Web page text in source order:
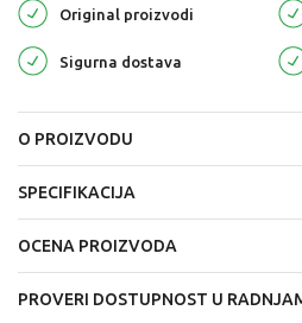
Original proizvodi
Sigurna dostava
O PROIZVODU
SPECIFIKACIJA
OCENA PROIZVODA
PROVERI DOSTUPNOST U